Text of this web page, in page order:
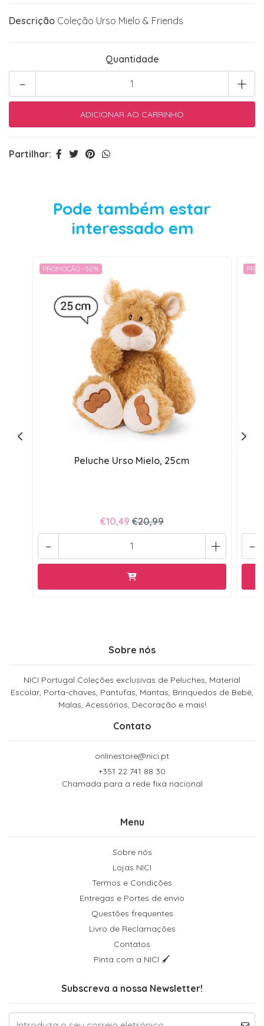
Descrição Coleção Urso Mielo & Friends
Quantidade
+
-
Partilhar:
Pode também estar
interessado em
PROMOÇÃO -50%
Peluche Urso Mielo, 25cm
€10,49 €20,99
+
- -
Sobre nós
NICI Portugal Coleções exclusivas de Peluches, Material
Escolar, Porta-chaves, Pantufas, Mantas, Brinquedos de Bebé,
Malas, Acessórios, Decoração e mais!
Contato
onlinestore@nici.pt
+351 22 741 88 30
Chamada para a rede fixa nacional
Menu
Sobre nós
Lojas NICI
Termos e Condições
Entregas e Portes de envio
Questões frequentes
Livro de Reclamações
Contatos
Pinta com a NICI 🖌
Subscreva a nossa Newsletter!